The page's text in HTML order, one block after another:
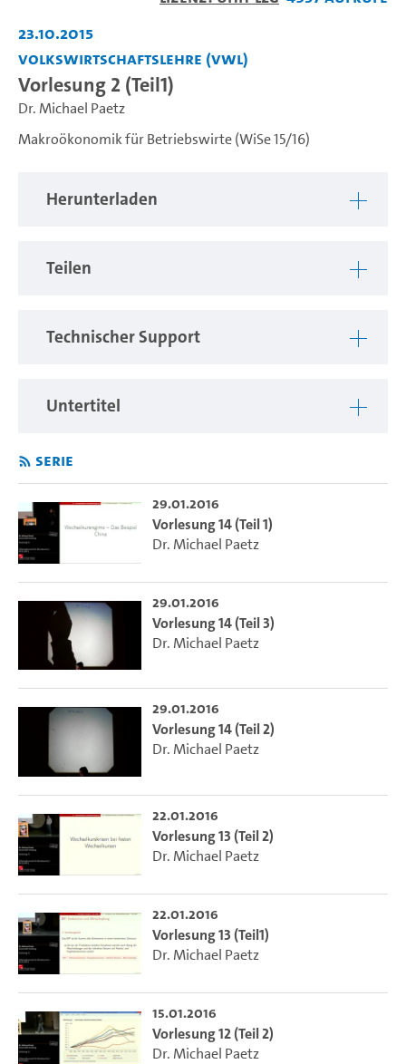
23.10.2015
Volkswirtschaftslehre (VWL)
Vorlesung 2 (Teil1)
Dr. Michael Paetz
Makroökonomik für Betriebswirte (WiSe 15/16)
Herunterladen
Teilen
Technischer Support
Untertitel
Serie
29.01.2016
Vorlesung 14 (Teil 1)
Dr. Michael Paetz
29.01.2016
Vorlesung 14 (Teil 3)
Dr. Michael Paetz
29.01.2016
Vorlesung 14 (Teil 2)
Dr. Michael Paetz
22.01.2016
Vorlesung 13 (Teil 2)
Dr. Michael Paetz
22.01.2016
Vorlesung 13 (Teil1)
Dr. Michael Paetz
15.01.2016
Vorlesung 12 (Teil 2)
Dr. Michael Paetz